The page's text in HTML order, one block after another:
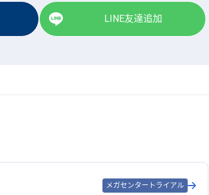
LINE友達追加
メガセンタートライアル